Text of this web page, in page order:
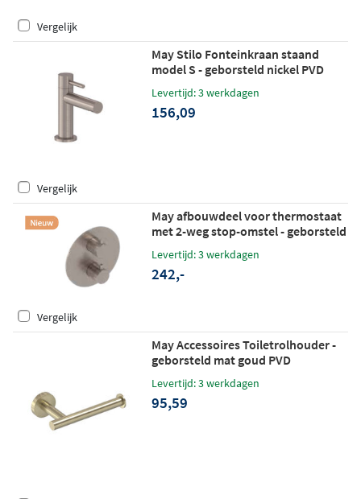
Vergelijk
May Stilo Fonteinkraan staand
model S - geborsteld nickel PVD
Levertijd: 3 werkdagen
156,09
Vergelijk
May afbouwdeel voor thermostaat
met 2-weg stop-omstel - geborsteld
mat koper PVD
Levertijd: 3 werkdagen
242,-
Vergelijk
May Accessoires Toiletrolhouder -
geborsteld mat goud PVD
Levertijd: 3 werkdagen
95,59